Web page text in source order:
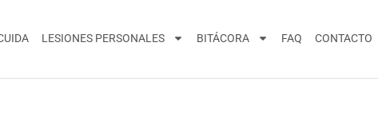
LESIONES PERSONALES BITÁCORA FAQ CONTACTO